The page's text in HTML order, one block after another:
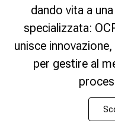
dando vita a
specializzata:
unisce
per gestire al